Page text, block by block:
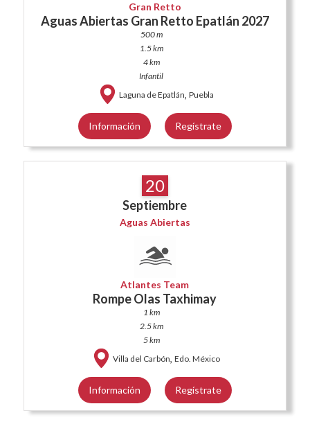
Gran Retto
Aguas Abiertas Gran Retto Epatlán 2027
500 m
1.5 km
4 km
Infantil
Laguna de Epatlán, Puebla
Información Regístrate
20
Septiembre
Aguas Abiertas
Atlantes Team
Rompe Olas Taxhimay
1 km
2.5 km
5 km
Villa del Carbón, Edo. México
Información Regístrate